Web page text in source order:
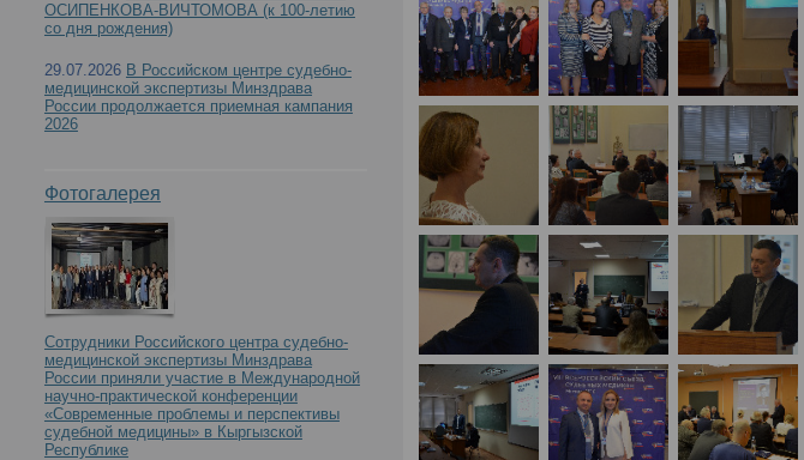
ОСИПЕНКОВА-ВИЧТОМОВА (к 100-летию
со дня рождения)
29.07.2026 В Российском центре судебно-
медицинской экспертизы Минздрава
России продолжается приемная кампания
2026
Фотогалерея
Сотрудники Российского центра судебно-
медицинской экспертизы Минздрава
России приняли участие в Международной
научно-практической конференции
«Современные проблемы и перспективы
судебной медицины» в Кыргызской
Республике